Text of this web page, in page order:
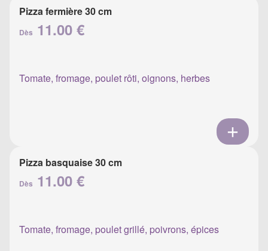
Pizza fermière 30 cm
Dès 11.00 €
Tomate, fromage, poulet rôti, oignons, herbes
Pizza basquaise 30 cm
Dès 11.00 €
Tomate, fromage, poulet grillé, poivrons, épices